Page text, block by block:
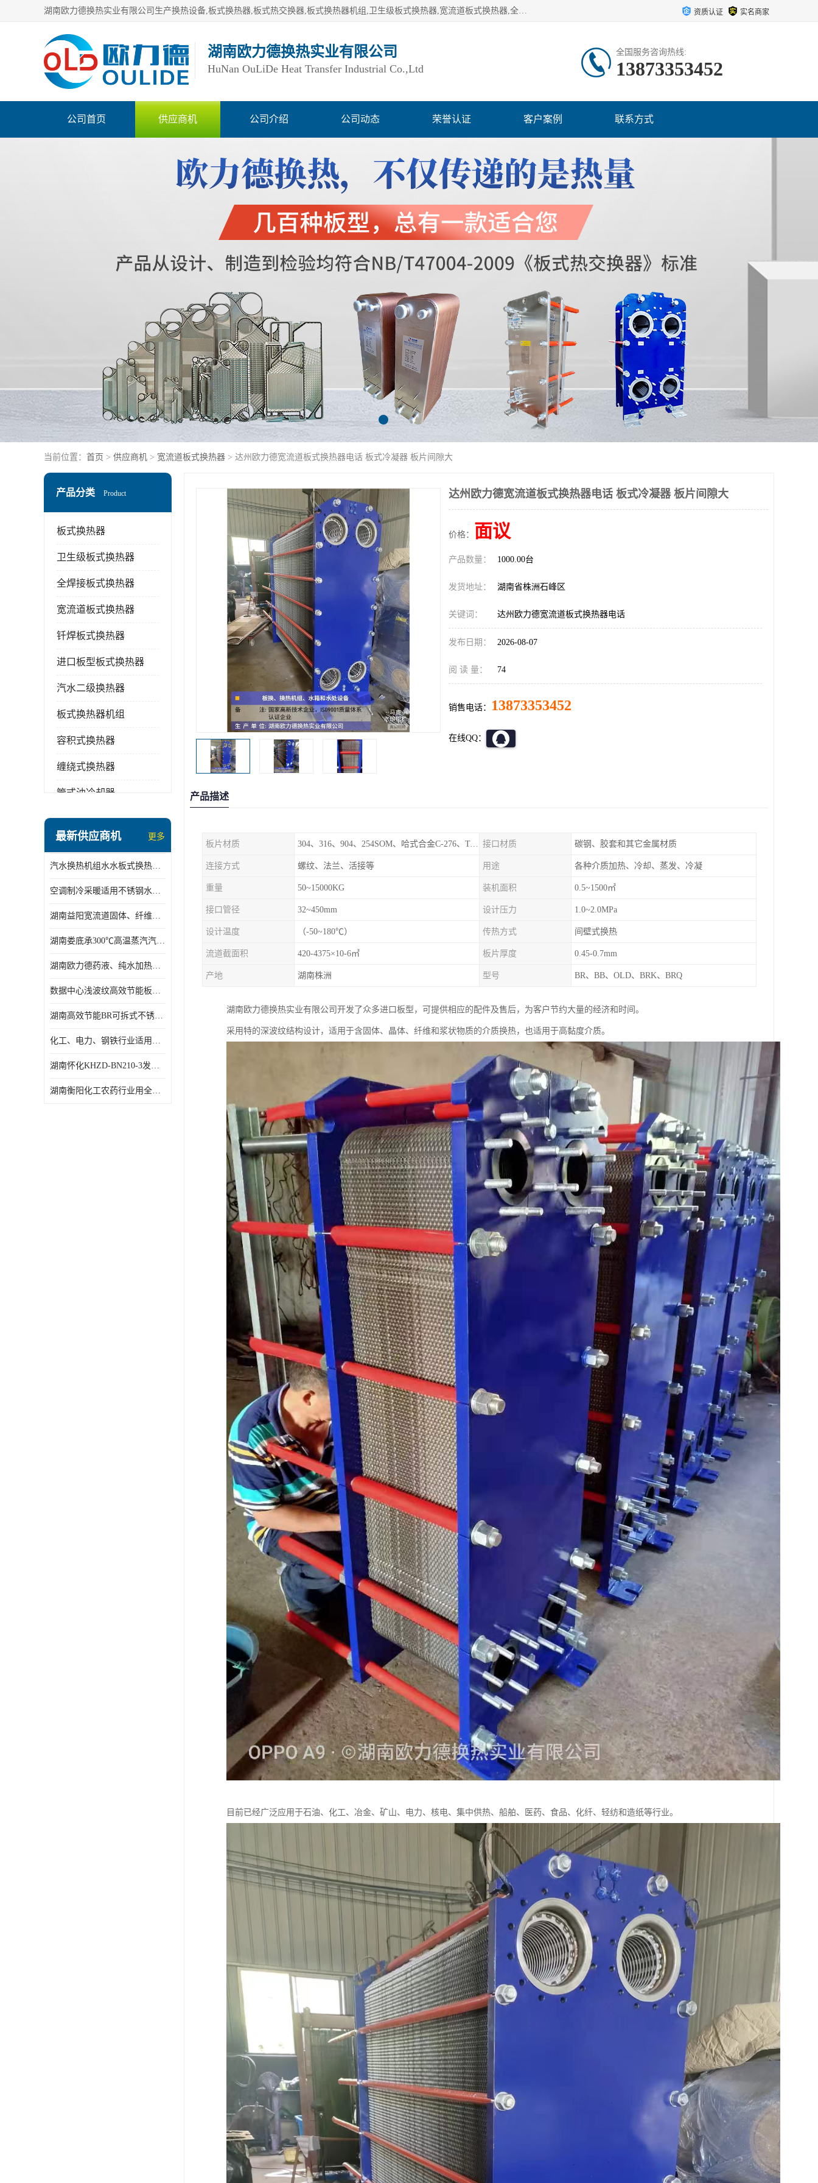
湖南欧力德换热实业有限公司生产换热设备,板式换热器,板式热交换器,板式换热器机组,卫生级板式换热器,宽流道板式换热器,全焊接板式换热器,钎焊板式换热器,钛材板式换热器,容积式换热器,盘管换热,不锈钢水箱,定压补水机组,变频供水机组等,用户覆盖：湖南、湖北、广西、广东、海南、云南、贵州等全国各地。 资质认证 实名商家
湖南欧力德换热实业有限公司
HuNan OuLiDe Heat Transfer Industrial Co.,Ltd
全国服务咨询热线:
13873353452
公司首页 供应商机 公司介绍 公司动态 荣誉认证 客户案例 联系方式
当前位置： 首页 > 供应商机 > 宽流道板式换热器 > 达州欧力德宽流道板式换热器电话 板式冷凝器 板片间隙大
产品分类 Product
板式换热器
卫生级板式换热器
全焊接板式换热器
宽流道板式换热器
钎焊板式换热器
进口板型板式换热器
汽水二级换热器
板式换热器机组
容积式换热器
缠绕式换热器
管式油冷却器
盘管换热
变频供水机组
汽水混合加热器
水处理设备
最新供应商机 更多
汽水换热机组水水板式换热机组板式热交换机组厂家专业定制
空调制冷采暖适用不锈钢水水汽水板式换热器
湖南益阳宽流道固体、纤维、浆状物质加热冷却冷凝蒸发板式换热器
湖南娄底承300℃高温蒸汽汽水二级换热器
湖南欧力德药液、纯水加热、冷却、蒸发及杀菌用卫生级板式换热器
数据中心浅波纹高效节能板式换热器
湖南高效节能BR可拆式不锈钢板式换热器厂家定制
化工、电力、钢铁行业适用冷却冷凝蒸发加热不锈钢可拆式板式换热器
湖南怀化KHZD-BN210-3发动机柴油冷却钎焊机板式热交换器
湖南衡阳化工农药行业用全焊接板式冷凝器专业定制
达州欧力德宽流道板式换热器电话 板式冷凝器 板片间隙大
价格： 面议
产品数量： 1000.00台
发货地址： 湖南省株洲石峰区
关键词： 达州欧力德宽流道板式换热器电话
发布日期： 2026-08-07
阅 读 量： 74
销售电话： 13873353452
在线QQ：
产品描述
板片材质 304、316、904、254SOM、哈式合金C-276、TA1等 接口材质 碳钢、胶套和其它金属材质
连接方式 螺纹、法兰、活接等 用途 各种介质加热、冷却、蒸发、冷凝
重量 50~15000KG 装机面积 0.5~1500㎡
接口管径 32~450mm 设计压力 1.0~2.0MPa
设计温度 （-50~180℃） 传热方式 间壁式换热
流道截面积 420-4375×10-6㎡ 板片厚度 0.45-0.7mm
产地 湖南株洲 型号 BR、BB、OLD、BRK、BRQ
湖南欧力德换热实业有限公司开发了众多进口板型，可提供相应的配件及售后，为客户节约大量的经济和时间。
采用特的深波纹结构设计，适用于含固体、晶体、纤维和浆状物质的介质换热，也适用于高黏度介质。
目前已经广泛应用于石油、化工、冶金、矿山、电力、核电、集中供热、船舶、医药、食品、化纤、轻纺和造纸等行业。